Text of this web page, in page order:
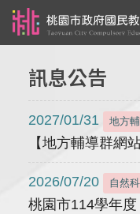
訊息公告
2027/01/31 地方
【地方輔導群網
2026/07/20 自然
桃園市114學年